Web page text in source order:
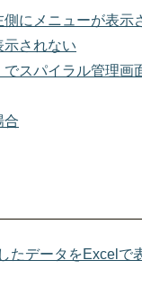
にメニューが表示
されない
でスパイラル管理画
合
たデータをExcelで